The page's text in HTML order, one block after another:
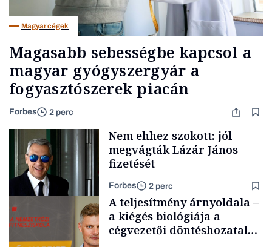
Magyar cégek
Magasabb sebességbe kapcsol a
magyar gyógyszergyár a
fogyasztószerek piacán
Forbes 2 perc
Nem ehhez szokott: jól
megvágták Lázár János
fizetését
Forbes 2 perc
A teljesítmény árnyoldala –
a kiégés biológiája a
cégvezetői döntéshozatal